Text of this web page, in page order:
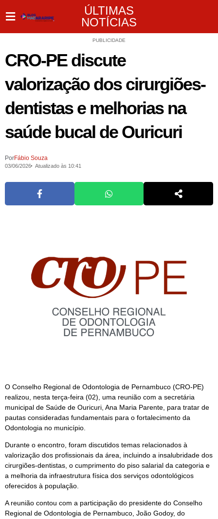
ÚLTIMAS
NOTÍCIAS
PUBLICIDADE
CRO-PE discute
valorização dos cirurgiões-
dentistas e melhorias na
saúde bucal de Ouricuri
PorFábio Souza
03/06/2026 Atualizado às 10:41
O Conselho Regional de Odontologia de Pernambuco (CRO-PE)
realizou, nesta terça-feira (02), uma reunião com a secretária
municipal de Saúde de Ouricuri, Ana Maria Parente, para tratar de
pautas consideradas fundamentais para o fortalecimento da
Odontologia no município.
Durante o encontro, foram discutidos temas relacionados à
valorização dos profissionais da área, incluindo a insalubridade dos
cirurgiões-dentistas, o cumprimento do piso salarial da categoria e
a melhoria da infraestrutura física dos serviços odontológicos
oferecidos à população.
A reunião contou com a participação do presidente do Conselho
Regional de Odontologia de Pernambuco, João Godoy, do